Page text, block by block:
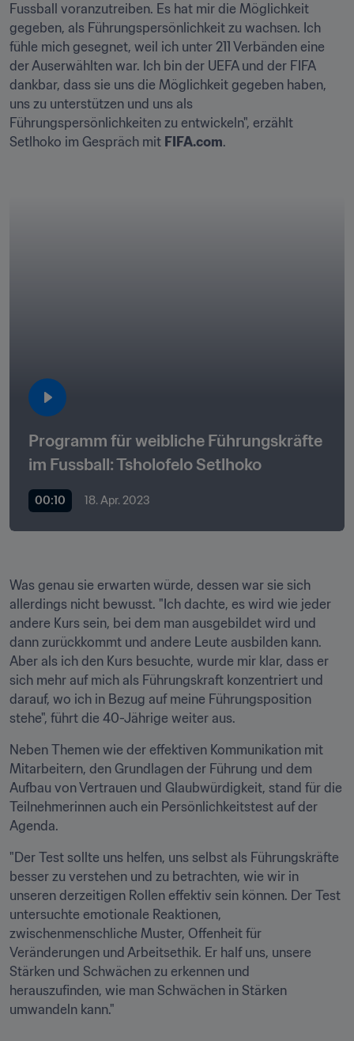
Fussball voranzutreiben. Es hat mir die Möglichkeit
gegeben, als Führungspersönlichkeit zu wachsen. Ich
fühle mich gesegnet, weil ich unter 211 Verbänden eine
der Auserwählten war. Ich bin der UEFA und der FIFA
dankbar, dass sie uns die Möglichkeit gegeben haben,
uns zu unterstützen und uns als
Führungspersönlichkeiten zu entwickeln", erzählt
Setlhoko im Gespräch mit FIFA.com.
Programm für weibliche Führungskräfte
00:10 18. Apr. 2023
Was genau sie erwarten würde, dessen war sie sich
allerdings nicht bewusst. "Ich dachte, es wird wie jeder
andere Kurs sein, bei dem man ausgebildet wird und
dann zurückkommt und andere Leute ausbilden kann.
Aber als ich den Kurs besuchte, wurde mir klar, dass er
sich mehr auf mich als Führungskraft konzentriert und
darauf, wo ich in Bezug auf meine Führungsposition
stehe", führt die 40-Jährige weiter aus.
Neben Themen wie der effektiven Kommunikation mit
Mitarbeitern, den Grundlagen der Führung und dem
Aufbau von Vertrauen und Glaubwürdigkeit, stand für die
Teilnehmerinnen auch ein Persönlichkeitstest auf der
Agenda.
"Der Test sollte uns helfen, uns selbst als Führungskräfte
besser zu verstehen und zu betrachten, wie wir in
unseren derzeitigen Rollen effektiv sein können. Der Test
untersuchte emotionale Reaktionen,
zwischenmenschliche Muster, Offenheit für
Veränderungen und Arbeitsethik. Er half uns, unsere
Stärken und Schwächen zu erkennen und
herauszufinden, wie man Schwächen in Stärken
umwandeln kann."